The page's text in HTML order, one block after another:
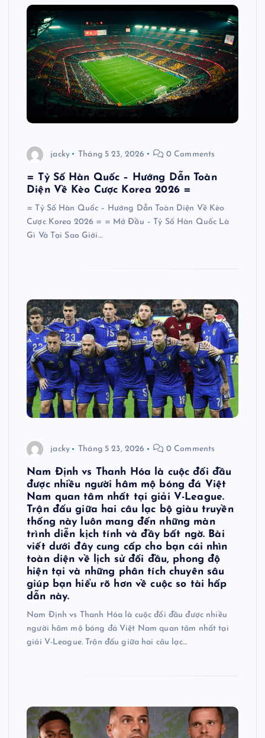
jacky Tháng 5 23, 2026 0 Comments
= Tỷ Số Hàn Quốc – Hướng Dẫn Toàn
Diện Về Kèo Cược Korea 2026 =
= Tỷ Số Hàn Quốc – Hướng Dẫn Toàn Diện Về Kèo
Cược Korea 2026 = = Mở Đầu – Tỷ Số Hàn Quốc Là
Gì Và Tại Sao Giới…
jacky Tháng 5 23, 2026 0 Comments
Nam Định vs Thanh Hóa là cuộc đối đầu
được nhiều người hâm mộ bóng đá Việt
Nam quan tâm nhất tại giải V-League.
Trận đấu giữa hai câu lạc bộ giàu truyền
thống này luôn mang đến những màn
trình diễn kịch tính và đầy bất ngờ. Bài
viết dưới đây cung cấp cho bạn cái nhìn
toàn diện về lịch sử đối đầu, phong độ
hiện tại và những phân tích chuyên sâu
giúp bạn hiểu rõ hơn về cuộc so tài hấp
dẫn này.
Nam Định vs Thanh Hóa là cuộc đối đầu được nhiều
người hâm mộ bóng đá Việt Nam quan tâm nhất tại
giải V-League. Trận đấu giữa hai câu lạc…